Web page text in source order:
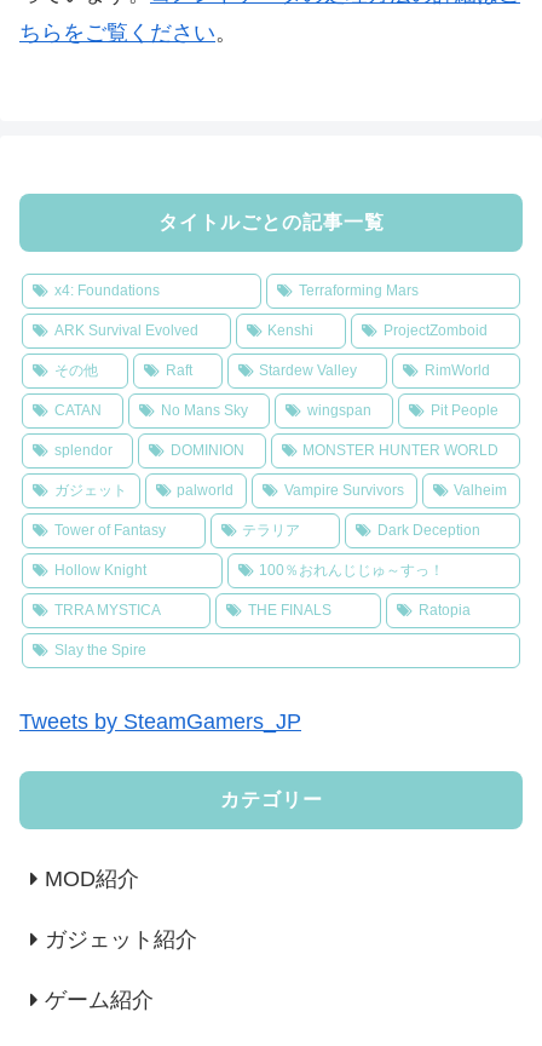
ちらをご覧ください。
タイトルごとの記事一覧
x4: Foundations Terraforming Mars
ARK Survival Evolved Kenshi ProjectZomboid
その他 Raft Stardew Valley RimWorld
CATAN No Mans Sky wingspan Pit People
splendor DOMINION MONSTER HUNTER WORLD
ガジェット palworld Vampire Survivors Valheim
Tower of Fantasy テラリア Dark Deception
Hollow Knight 100％おれんじじゅ～すっ！
TRRA MYSTICA THE FINALS Ratopia
Slay the Spire
Tweets by SteamGamers_JP
カテゴリー
MOD紹介
ガジェット紹介
ゲーム紹介